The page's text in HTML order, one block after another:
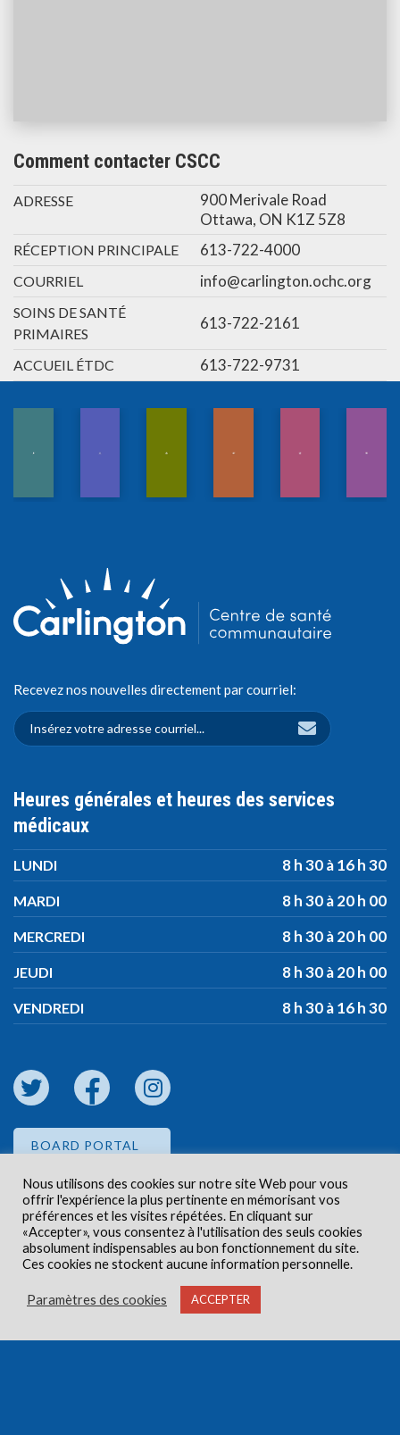
Comment contacter CSCC
ADRESSE
900 Merivale Road
Ottawa, ON K1Z 5Z8
RÉCEPTION PRINCIPALE 613-722-4000
COURRIEL info@carlington.ochc.org
SOINS DE SANTÉ
PRIMAIRES
613-722-2161
ACCUEIL ÉTDC 613-722-9731
Recevez nos nouvelles directement par courriel:
Heures générales et heures des services
médicaux
LUNDI 8 h 30 à 16 h 30
MARDI 8 h 30 à 20 h 00
MERCREDI 8 h 30 à 20 h 00
JEUDI 8 h 30 à 20 h 00
VENDREDI 8 h 30 à 16 h 30
BOARD PORTAL
EMPLOYEE PORTAL
Droits d'auteur © 2026 Centre de santé communautaire
Carlington. Tous droits réservés.
Nous utilisons des cookies sur notre site Web pour vous
offrir l'expérience la plus pertinente en mémorisant vos
préférences et les visites répétées. En cliquant sur
«Accepter», vous consentez à l'utilisation des seuls cookies
absolument indispensables au bon fonctionnement du site.
Ces cookies ne stockent aucune information personnelle.
Paramètres des cookies ACCEPTER